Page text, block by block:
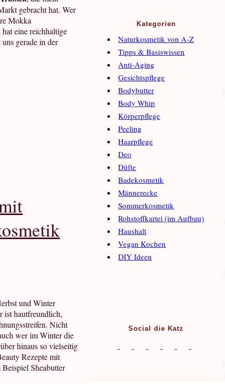
gebracht hat. Wer
Mokka
eine reichhaltige
gerade in der
und Winter
ist hautfreundlich,
Nicht
wer im Winter die
hinaus so vielseitig
Rezepte mit
Sheabutter
Kategorien
Naturkosmetik von A-Z
Tipps & Basiswissen
Anti-Aging
Gesichtspflege
Bodybutter
Body Whip
Körperpflege
Peeling
Haarpflege
Deo
Düfte
Badekosmetik
Männerecke
Sommerkosmetik
Rohstoffkartei (im Aufbau)
Haushalt
Vegan Kochen
DIY Ideen
Social die Katz